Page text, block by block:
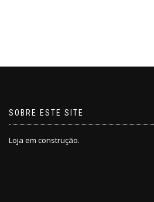
SOBRE ESTE SITE
Loja em construção.